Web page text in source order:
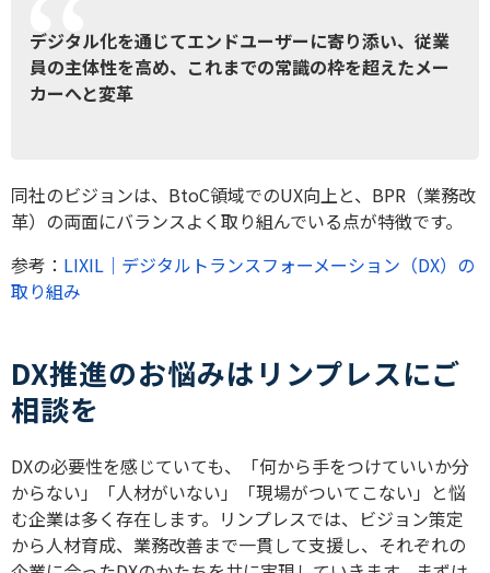
デジタル化を通じてエンドユーザーに寄り添い、従業
員の主体性を高め、これまでの常識の枠を超えたメー
カーへと変革
同社のビジョンは、BtoC領域でのUX向上と、BPR（業務改
革）の両面にバランスよく取り組んでいる点が特徴です。
参考： LIXIL｜デジタルトランスフォーメーション（DX）の
取り組み
DX推進のお悩みはリンプレスにご
相談を
DXの必要性を感じていても、「何から手をつけていいか分
からない」「人材がいない」「現場がついてこない」と悩
む企業は多く存在します。リンプレスでは、ビジョン策定
から人材育成、業務改善まで一貫して支援し、それぞれの